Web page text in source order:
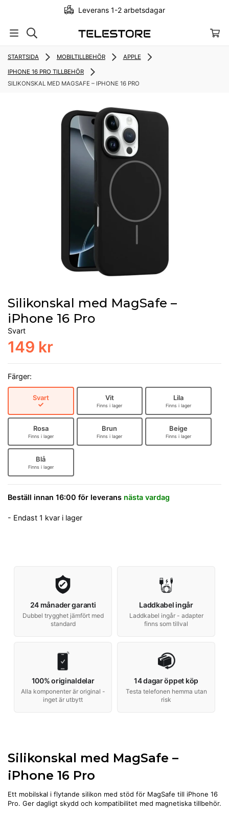
Leverans 1-2 arbetsdagar
STARTSIDA MOBILTILLBEHÖR APPLE
IPHONE 16 PRO TILLBEHÖR
SILIKONSKAL MED MAGSAFE – IPHONE 16 PRO
Silikonskal med MagSafe –
iPhone 16 Pro
Svart
149 kr
Färger:
Svart Vit
Finns i lager
Lila
Finns i lager
Rosa
Finns i lager
Brun
Finns i lager
Beige
Finns i lager
Blå
Finns i lager
Beställ innan 16:00 för leverans nästa vardag
- Endast 1 kvar i lager
24 månader garanti
Dubbel trygghet jämfört med
standard
Laddkabel ingår
Laddkabel ingår - adapter
finns som tillval
100% originaldelar
Alla komponenter är original -
inget är utbytt
14 dagar öppet köp
Testa telefonen hemma utan
risk
Silikonskal med MagSafe –
iPhone 16 Pro
Ett mobilskal i flytande silikon med stöd för MagSafe till iPhone 16
Pro. Ger dagligt skydd och kompatibilitet med magnetiska tillbehör.